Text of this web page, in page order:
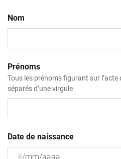
Nom
Prénoms
Tous les prénoms figurant sur l’acte
séparés d’une virgule
Date de naissance